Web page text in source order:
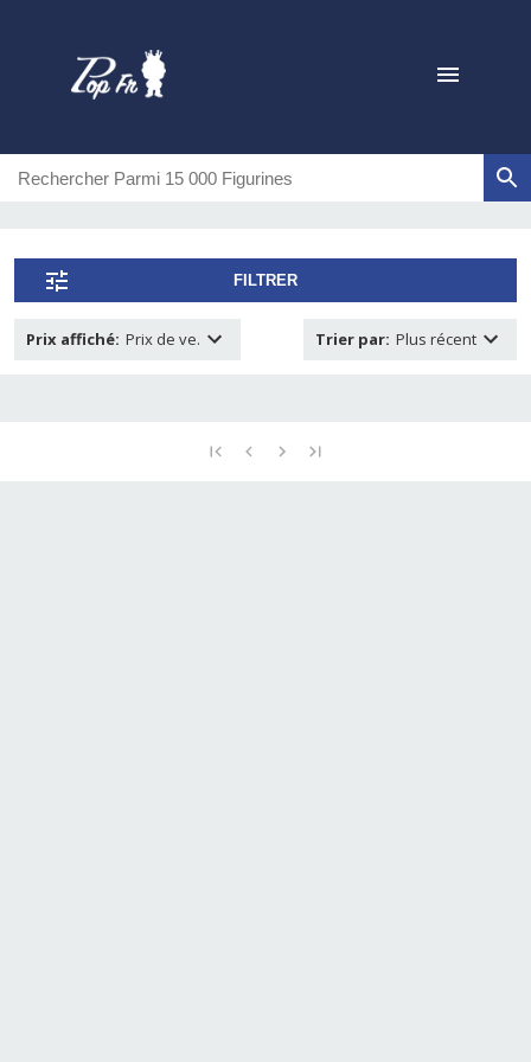
FILTRER
Prix affiché: Prix de ve. Trier par: Plus récent